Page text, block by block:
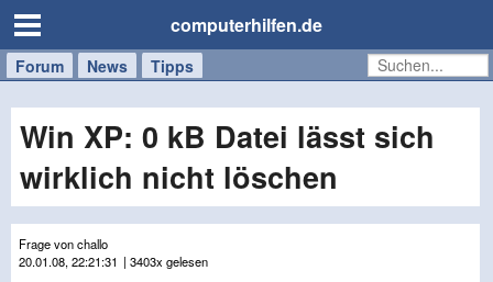
computerhilfen.de
Forum News Tipps
Handy
Tablet
Windows
Mac
Win XP: 0 kB Datei lässt sich
wirklich nicht löschen
Frage von challo
20.01.08, 22:21:31 | 3403x gelesen